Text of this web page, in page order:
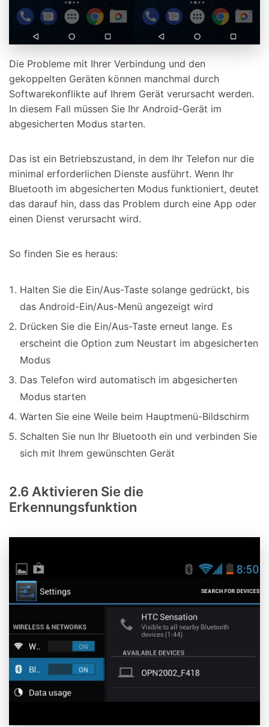
Die Probleme mit Ihrer Verbindung und den
gekoppelten Geräten können manchmal durch
Softwarekonflikte auf Ihrem Gerät verursacht werden.
In diesem Fall müssen Sie Ihr Android-Gerät im
abgesicherten Modus starten.
Das ist ein Betriebszustand, in dem Ihr Telefon nur die
minimal erforderlichen Dienste ausführt. Wenn Ihr
Bluetooth im abgesicherten Modus funktioniert, deutet
das darauf hin, dass das Problem durch eine App oder
einen Dienst verursacht wird.
So finden Sie es heraus:
Halten Sie die Ein/Aus-Taste solange gedrückt, bis
das Android-Ein/Aus-Menü angezeigt wird
Drücken Sie die Ein/Aus-Taste erneut lange. Es
erscheint die Option zum Neustart im abgesicherten
Modus
Das Telefon wird automatisch im abgesicherten
Modus starten
Warten Sie eine Weile beim Hauptmenü-Bildschirm
Schalten Sie nun Ihr Bluetooth ein und verbinden Sie
sich mit Ihrem gewünschten Gerät
2.6 Aktivieren Sie die
Erkennungsfunktion